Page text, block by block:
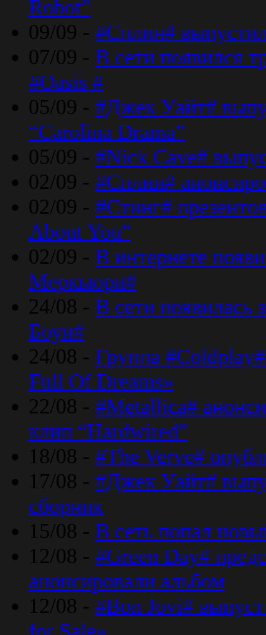
Robot”
09/09 - #Сплин#
07/09 - В сети появился
#Oasis #
05/09 - #Джек Уайт#
“Carolina Drama”
05/09 - #Nick Cave#
02/09 - #Сплин#
02/09 - #Стинг#
About You”
02/09 - В интернете
Меркьюри#
24/08 - В сети появилась
Боуи#
24/08 - Группа
Full Of Dreams»
22/08 - #Metallica#
клип “Hardwired”
18/08 - #The Verve#
17/08 - #Джек Уайт#
сборник
15/08 - В сеть попал
12/08 - #Green Day#
анонсировали альбом
12/08 - #Bon Jovi#